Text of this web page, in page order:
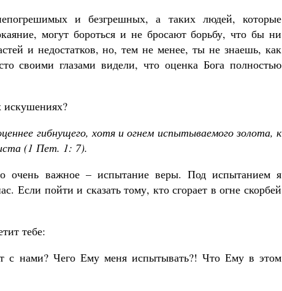
и безгрешных, а таких людей, которые
могут бороться и не бросают борьбу, что бы ни
и недостатков, но, тем не менее, ты не знаешь, как
своими глазами видели, что оценка Бога полностью
искушениях?
гибнущего, хотя и огнем испытываемого золота, к
(1 Пет. 1: 7).
очень важное – испытание веры. Под испытанием я
Если пойти и сказать тому, кто сгорает в огне скорбей
тебе:
с нами? Чего Ему меня испытывать?! Что Ему в этом